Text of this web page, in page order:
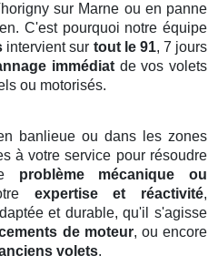
sur Marne ou en panne
C'est pourquoi notre équipe
intervient sur tout le 91, 7 jours
immédiatde vos volets
ou motorisés.
banlieue ou dans les zones
à votre service pour résoudre
problème mécanique ou
expertise et réactivité,
et durable, qu'il s'agisse
de moteur, ou encore
volets.